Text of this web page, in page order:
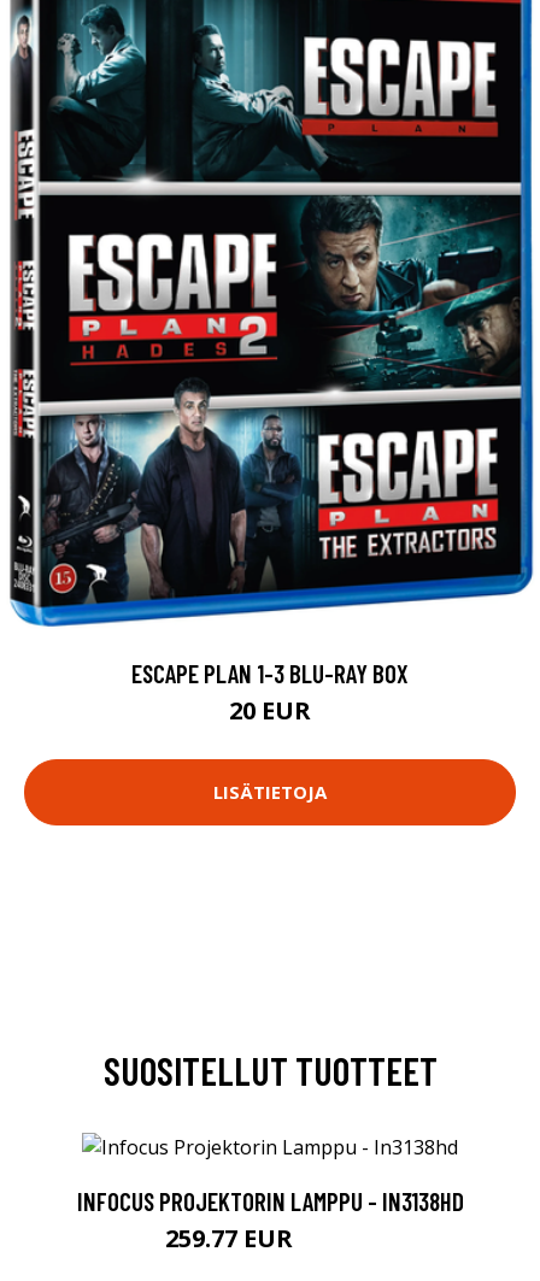
ESCAPE PLAN 1-3 BLU-RAY BOX
20 EUR
LISÄTIETOJA
SUOSITELLUT TUOTTEET
INFOCUS PROJEKTORIN LAMPPU - IN3138HD
259.77 EUR